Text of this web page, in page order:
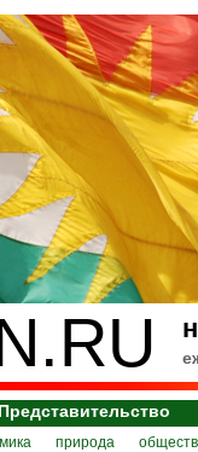
Представительство
природа